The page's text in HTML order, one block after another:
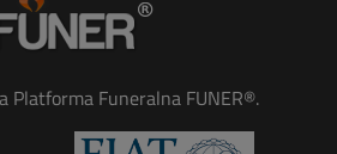
Platforma Funeralna FUNER®.